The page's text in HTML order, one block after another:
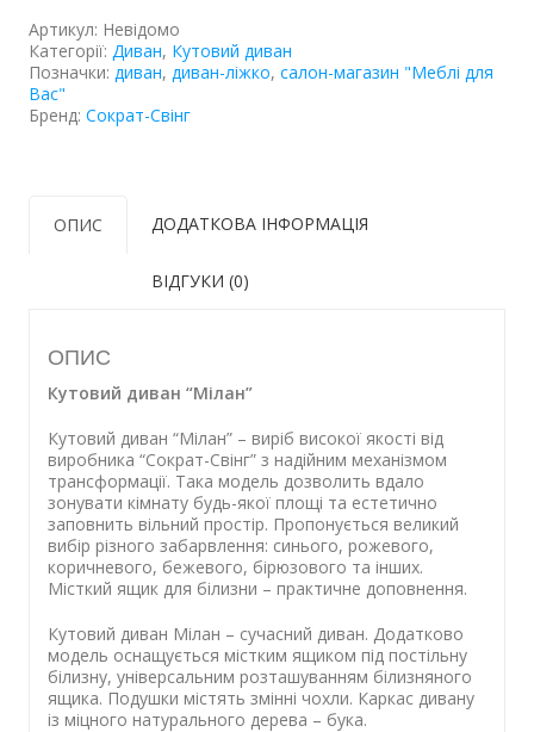
Артикул: Невідомо
Категорії: Диван, Кутовий диван
Позначки: диван, диван-ліжко, салон-магазин "Меблі для
Вас"
Бренд: Сократ-Свінг
ОПИС ДОДАТКОВА ІНФОРМАЦІЯ
ВІДГУКИ (0)
ОПИС
Кутовий диван “Мілан”
Кутовий диван “Мілан” – виріб високої якості від
виробника “Сократ-Свінг” з надійним механізмом
трансформації. Така модель дозволить вдало
зонувати кімнату будь-якої площі та естетично
заповнить вільний простір. Пропонується великий
вибір різного забарвлення: синього, рожевого,
коричневого, бежевого, бірюзового та інших.
Місткий ящик для білизни – практичне доповнення.
Кутовий диван Мілан – сучасний диван. Додатково
модель оснащується містким ящиком під постільну
білизну, універсальним розташуванням білизняного
ящика. Подушки містять змінні чохли. Каркас дивану
із міцного натурального дерева – бука.